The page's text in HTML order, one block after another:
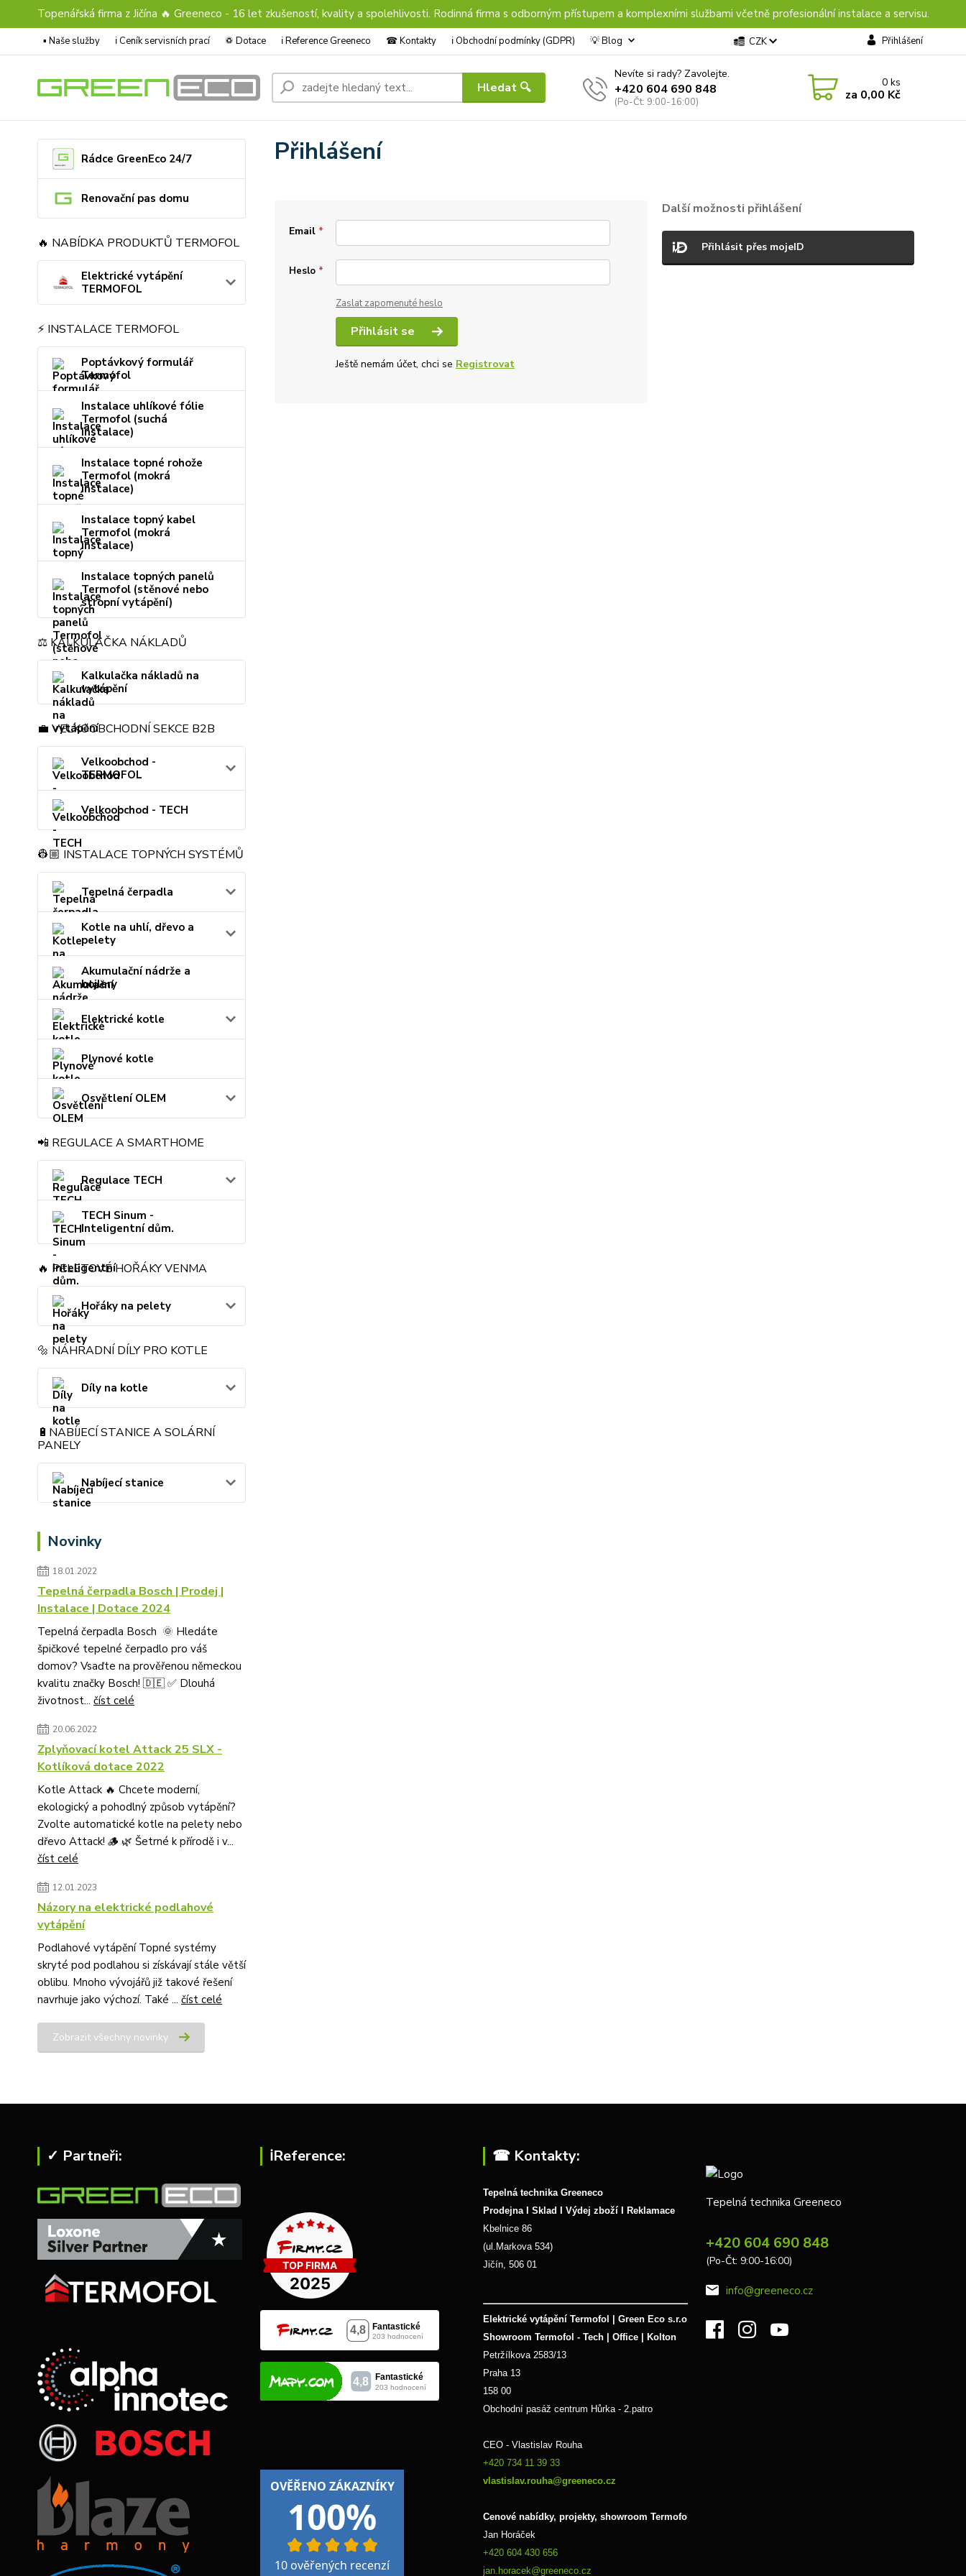
Topenářská firma z Jičína 🔥 Greeneco - 16 let zkušeností, kvality a spolehlivosti. Rodinná firma s odborným přístupem a komplexními službami včetně profesionální instalace a servisu.
▪️ Naše služby ℹ︎ Ceník servisních prací ♽ Dotace ℹ︎ Reference Greeneco ☎︎ Kontakty ℹ︎ Obchodní podmínky (GDPR) 💡 Blog CZK Přihlášení
Hledat 🔍
Nevíte si rady? Zavolejte.
+420 604 690 848
(Po-Čt: 9:00-16:00)
0ks
za 0,00 Kč
Rádce GreenEco 24/7
Renovační pas domu
🔥 NABÍDKA PRODUKTŮ TERMOFOL
Elektrické vytápění
TERMOFOL
⚡ INSTALACE TERMOFOL
Poptávkový formulář
Termofol
Instalace uhlíkové fólie
Termofol (suchá
instalace)
Instalace topné rohože
Termofol (mokrá
instalace)
Instalace topný kabel
Termofol (mokrá
instalace)
Instalace topných panelů
Termofol (stěnové nebo
stropní vytápění)
⚖️ KALKULAČKA NÁKLADŮ
Kalkulačka nákladů na
vytápění
💼 VELKOOBCHODNÍ SEKCE B2B
Velkoobchod -
TERMOFOL
Velkoobchod - TECH
👷🏼 INSTALACE TOPNÝCH SYSTÉMŮ
Tepelná čerpadla
Kotle na uhlí, dřevo a
pelety
Akumulační nádrže a
bojlery
Elektrické kotle
Plynové kotle
Osvětlení OLEM
📲 REGULACE A SMARTHOME
Regulace TECH
TECH Sinum -
Inteligentní dům.
🔥 PELETOVÉ HOŘÁKY VENMA
Hořáky na pelety
🔩 NÁHRADNÍ DÍLY PRO KOTLE
Díly na kotle
🔋NABÍJECÍ STANICE A SOLÁRNÍ
PANELY
Nabíjecí stanice
Novinky
18.01.2022
Tepelná čerpadla Bosch | Prodej |
Instalace | Dotace 2024
Tepelná čerpadla Bosch 🌞 Hledáte
špičkové tepelné čerpadlo pro váš
domov? Vsaďte na prověřenou německou
kvalitu značky Bosch! 🇩🇪 ✅ Dlouhá
životnost... číst celé
20.06.2022
Zplyňovací kotel Attack 25 SLX -
Kotlíková dotace 2022
Kotle Attack 🔥 Chcete moderní,
ekologický a pohodlný způsob vytápění?
Zvolte automatické kotle na pelety nebo
dřevo Attack! 🪵 🌿 Šetrné k přírodě i v...
číst celé
12.01.2023
Názory na elektrické podlahové
vytápění
Podlahové vytápění Topné systémy
skryté pod podlahou si získávají stále větší
oblibu. Mnoho vývojářů již takové řešení
navrhuje jako výchozí. Také ... číst celé
Zobrazit všechny novinky
Přihlášení
Email *
Heslo *
Zaslat zapomenuté heslo
Přihlásit se
Ještě nemám účet, chci se Registrovat
Další možnosti přihlášení
Přihlásit přes mojeID
✓ Partneři: ℹ︎Reference: ☎︎ Kontakty:
Tepelná technika Greeneco
Prodejna I Sklad I Výdej zboží I Reklamace
Kbelnice 86
(ul.Markova 534)
Jičín, 506 01
Elektrické vytápění Termofol | Green Eco s.r.o
Showroom Termofol - Tech | Office | Kolton
Petržílkova 2583/13
Praha 13
158 00
Obchodní pasáž centrum Hůrka - 2.patro
CEO - Vlastislav Rouha
+420 734 11 39 33
vlastislav.rouha@greeneco.cz
Cenové nabídky, projekty, showroom Termofol
Jan Horáček
+420 604 430 656
jan.horacek@greeneco.cz
Tepelná technika Greeneco
+420 604 690 848
(Po-Čt: 9:00-16:00)
info@greeneco.cz